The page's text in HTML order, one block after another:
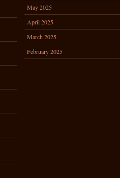
May 2025
April 2025
March 2025
February 2025